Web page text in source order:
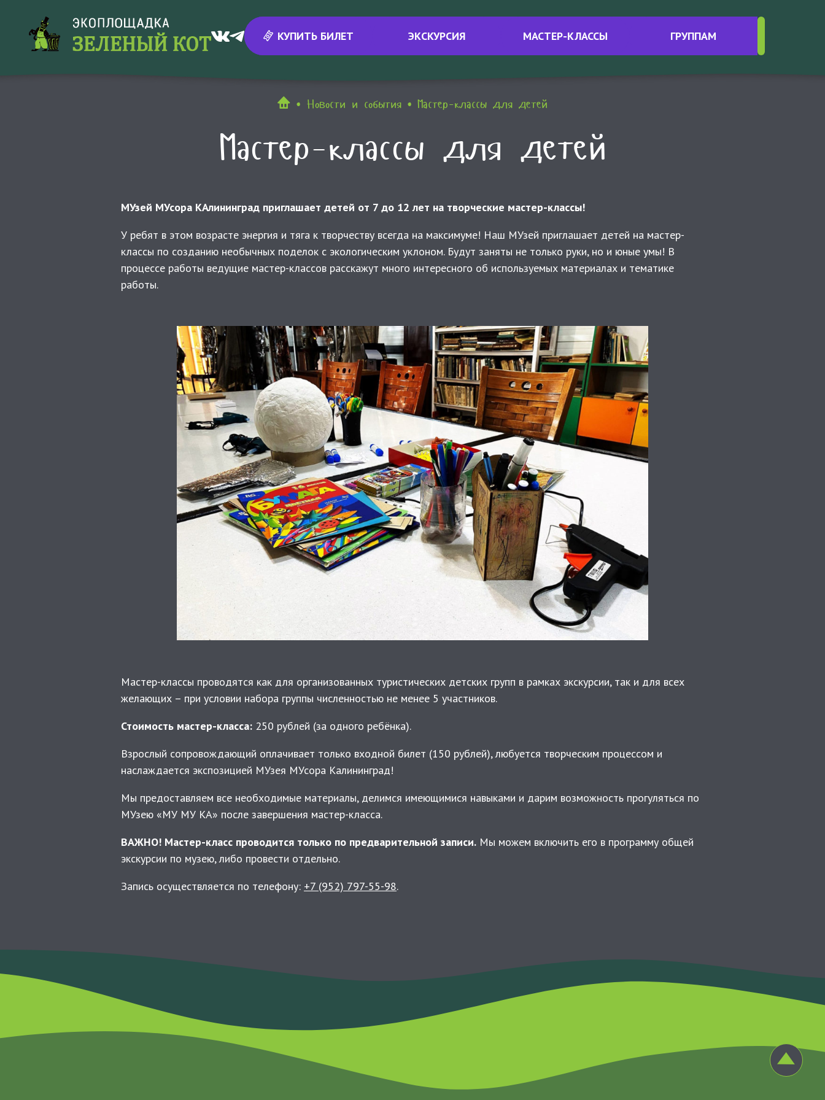
КУПИТЬ БИЛЕТ ЭКСКУРСИЯ МАСТЕР-КЛАССЫ ГРУППАМ
Интересные материалы
Контакты
Новости и события Мастер-классы для детей
Мастер-классы для детей
МУзей МУсора КАлининград приглашает детей от 7 до 12 лет на творческие мастер-классы!
У ребят в этом возрасте энергия и тяга к творчеству всегда на максимуме! Наш МУзей приглашает детей на мастер-
классы по созданию необычных поделок с экологическим уклоном. Будут заняты не только руки, но и юные умы! В
процессе работы ведущие мастер-классов расскажут много интересного об используемых материалах и тематике
работы.
Мастер-классы проводятся как для организованных туристических детских групп в рамках экскурсии, так и для всех
желающих – при условии набора группы численностью не менее 5 участников.
Стоимость мастер-класса: 250 рублей (за одного ребёнка).
Взрослый сопровождающий оплачивает только входной билет (150 рублей), любуется творческим процессом и
наслаждается экспозицией МУзея МУсора Калининград!
Мы предоставляем все необходимые материалы, делимся имеющимися навыками и дарим возможность прогуляться по
МУзею «МУ МУ КА» после завершения мастер-класса.
ВАЖНО! Мастер-класс проводится только по предварительной записи. Мы можем включить его в программу общей
экскурсии по музею, либо провести отдельно.
Запись осуществляется по телефону: +7 (952) 797-55-98.